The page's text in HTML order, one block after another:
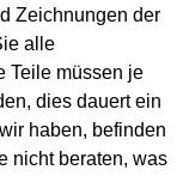
Zeichnungen der
alle
Teile müssen je
dies dauert ein
haben, befinden
nicht beraten, was